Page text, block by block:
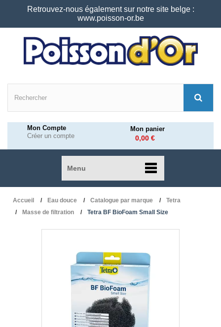
Retrouvez-nous également sur notre site belge :
www.poisson-or.be
Mon Compte
Créer un compte
Mon panier
0,00 €
Menu
Accueil Eau douce Catalogue par marque
Tetra
Masse de filtration
Tetra BF BioFoam Small Size